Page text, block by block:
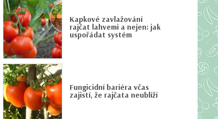
Kapkové zavlažování
rajčat lahvemi a nejen: jak
uspořádat systém
Fungicidní bariéra včas
zajistí, že rajčata neublíží